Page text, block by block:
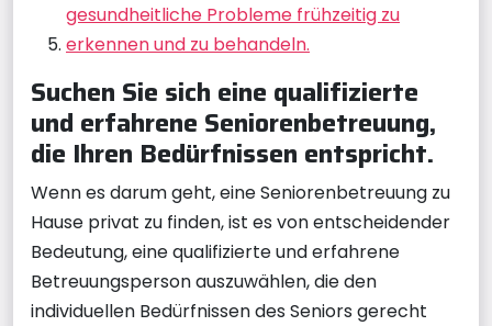
gesundheitliche Probleme frühzeitig zu
erkennen und zu behandeln.
Suchen Sie sich eine qualifizierte
und erfahrene Seniorenbetreuung,
die Ihren Bedürfnissen entspricht.
Wenn es darum geht, eine Seniorenbetreuung zu
Hause privat zu finden, ist es von entscheidender
Bedeutung, eine qualifizierte und erfahrene
Betreuungsperson auszuwählen, die den
individuellen Bedürfnissen des Seniors gerecht